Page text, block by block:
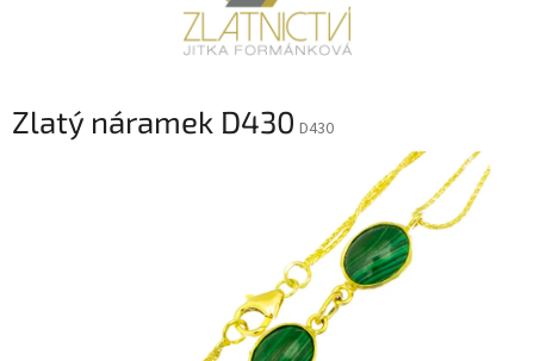
Zlatý náramek D430 D430